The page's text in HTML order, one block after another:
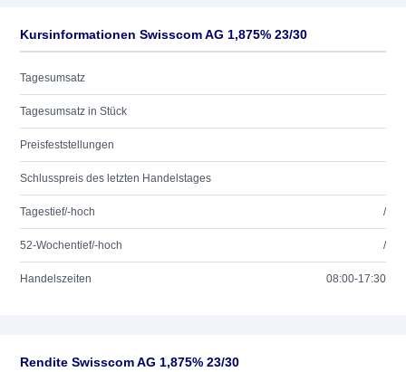
Kursinformationen Swisscom AG 1,875% 23/30
Tagesumsatz
Tagesumsatz in Stück
Preisfeststellungen
Schlusspreis des letzten Handelstages
Tagestief/-hoch /
52-Wochentief/-hoch /
Handelszeiten 08:00-17:30
Rendite Swisscom AG 1,875% 23/30